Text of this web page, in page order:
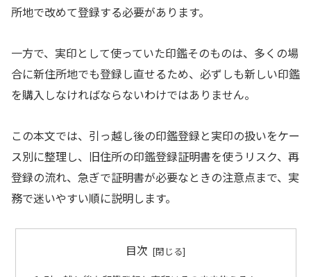
所地で改めて登録する必要があります。
一方で、実印として使っていた印鑑そのものは、多くの場
合に新住所地でも登録し直せるため、必ずしも新しい印鑑
を購入しなければならないわけではありません。
この本文では、引っ越し後の印鑑登録と実印の扱いをケー
ス別に整理し、旧住所の印鑑登録証明書を使うリスク、再
登録の流れ、急ぎで証明書が必要なときの注意点まで、実
務で迷いやすい順に説明します。
目次